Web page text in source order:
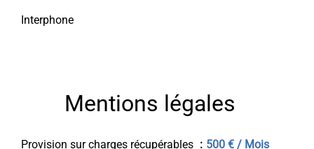
Interphone
Mentions légales
Provision sur charges récupérables 500 € / Mois